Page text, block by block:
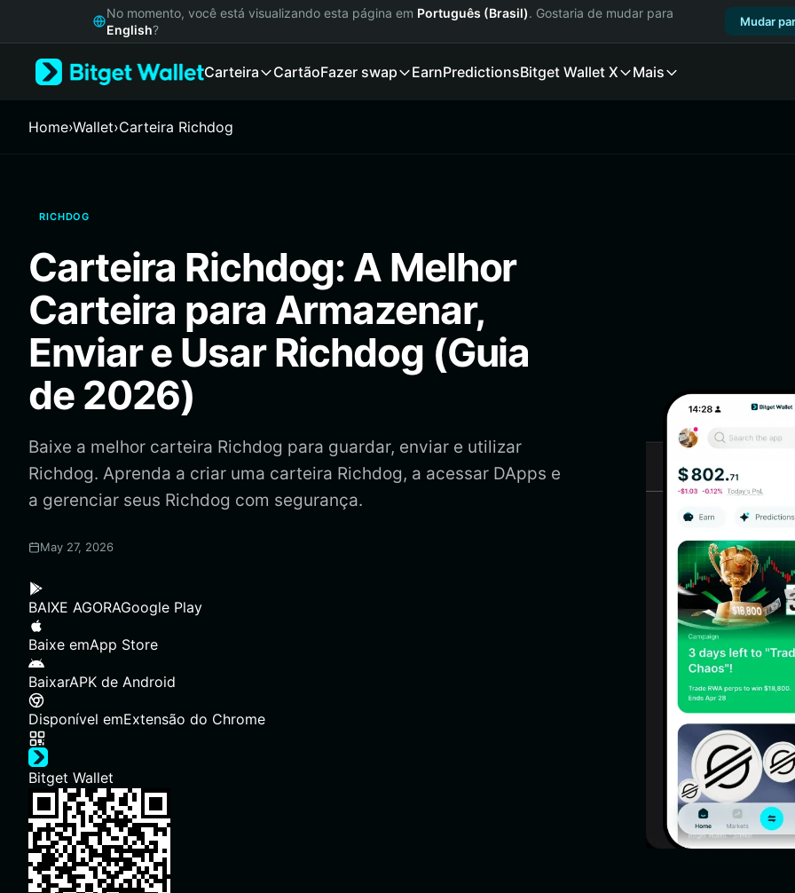
Русский
Italiano
繁體中文
Bahasa Indonesia
ภาษาไทย
Español
Português (Brasil)
Español (Argentina)
No momento, você está visualizando esta página em Português (Brasil). Gostaria de mudar para
English?
Mudar
Carteira CartãoFazer swap EarnPredictionsBitget Wallet X Mais
Home›Wallet›Carteira Richdog
RICHDOG
Carteira Richdog: A Melhor
Carteira para Armazenar,
Enviar e Usar Richdog (Guia
de 2026)
Baixe a melhor carteira Richdog para guardar, enviar e utilizar
Richdog. Aprenda a criar uma carteira Richdog, a acessar DApps e
a gerenciar seus Richdog com segurança.
May 27, 2026
BAIXE AGORAGoogle Play
Baixe emApp Store
BaixarAPK de Android
Disponível emExtensão do Chrome
Bitget Wallet